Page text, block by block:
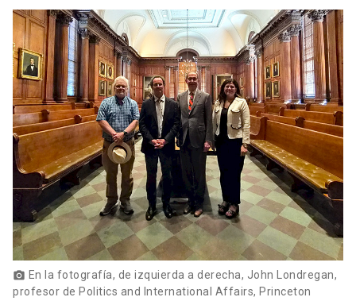
Vecinos launch
Medios Biblioteca launch
Donaciones launch
photo_camera En la fotografía, de izquierda a derecha, John Londregan,
profesor de Politics and International Affairs, Princeton